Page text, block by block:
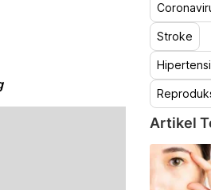
Stroke
Hipertensi
Artikel